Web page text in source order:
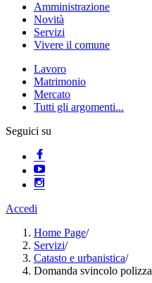
Amministrazione
Novità
Servizi
Vivere il comune
Lavoro
Matrimonio
Mercato
Tutti gli argomenti...
Seguici su
Accedi
Home Page/
Servizi/
Catasto e urbanistica/
Domanda svincolo polizza